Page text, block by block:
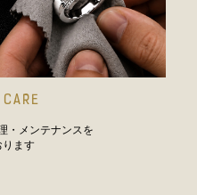
・メンテナンスを
ります